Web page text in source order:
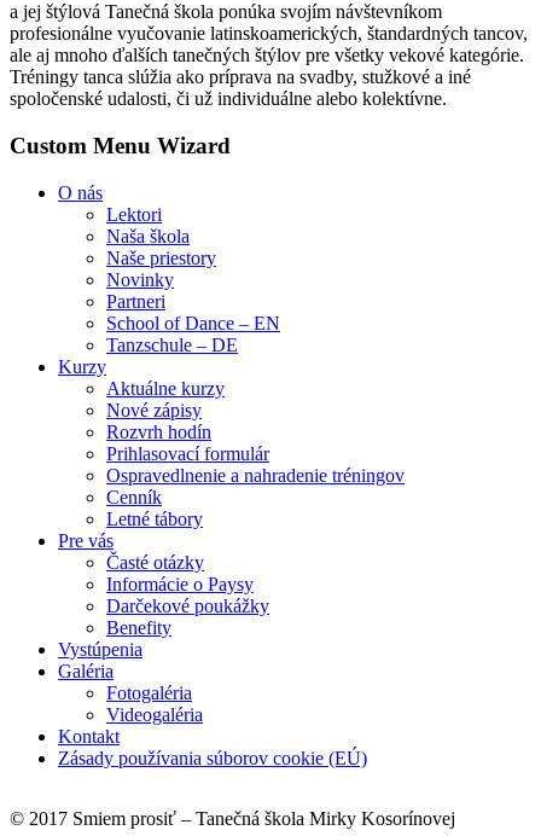
a jej štýlová Tanečná škola ponúka svojím návštevníkom
profesionálne vyučovanie latinskoamerických, štandardných tancov,
ale aj mnoho ďalších tanečných štýlov pre všetky vekové kategórie.
Tréningy tanca slúžia ako príprava na svadby, stužkové a iné
spoločenské udalosti, či už individuálne alebo kolektívne.
Custom Menu Wizard
O nás
Lektori
Naša škola
Naše priestory
Novinky
Partneri
School of Dance – EN
Tanzschule – DE
Kurzy
Aktuálne kurzy
Nové zápisy
Rozvrh hodín
Prihlasovací formulár
Ospravedlnenie a nahradenie tréningov
Cenník
Letné tábory
Pre vás
Časté otázky
Informácie o Paysy
Darčekové poukážky
Benefity
Vystúpenia
Galéria
Fotogaléria
Videogaléria
Kontakt
Zásady používania súborov cookie (EÚ)
© 2017 Smiem prosiť – Tanečná škola Mirky Kosorínovej